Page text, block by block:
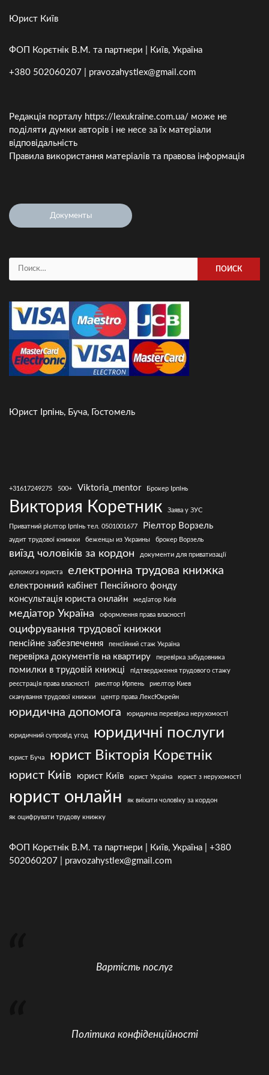
Юрист Київ
ФОП Корєтнік В.М. та партнери | Київ, Україна
+380 502060207 | pravozahystlex@gmail.com
Редакція порталу https://lexukraine.com.ua/ може не
поділяти думки авторів і не несе за їх матеріали
відповідальність
Правила використання матеріалів та правова інформація
Документы
Найти:
Юрист Ірпінь, Буча, Гостомель
+31617249275 500+ Viktoria_mentor Брокер Ірпінь
Виктория Коретник Заява у ЗУС
Приватний рієлтор Ірпінь тел. 0501001677 Ріелтор Ворзель
аудит трудової книжки беженцы из Украины брокер Ворзель
виїзд чоловіків за кордон документи для приватизації
допомога юриста електронна трудова книжка
електронний кабінет Пенсійного фонду
консультація юриста онлайн
медіатор Киів
медіатор Україна оформлення права власності
оцифрування трудової книжки
пенсійне забезпечення пенсійний стаж Україна
перевірка документів на квартиру перевірка забудовника
помилки в трудовій книжці
підтвердження трудового стажу
реєстрація права власності
риелтор Ирпень
риелтор Киев
сканування трудової книжки
центр права ЛексЮкрейн
юридична допомога юридична перевірка нерухомості
юридичний супровід угод юридичні послуги
юрист Буча юрист Вікторія Корєтнік
юрист Киів юрист Київ юрист Україна юрист з нерухомості
юрист онлайн як виїхати чоловіку за кордон
як оцифрувати трудову книжку
ФОП Корєтнік В.М. та партнери | Київ, Україна | +380
502060207 | pravozahystlex@gmail.com
Вартість послуг
Політика конфіденційності